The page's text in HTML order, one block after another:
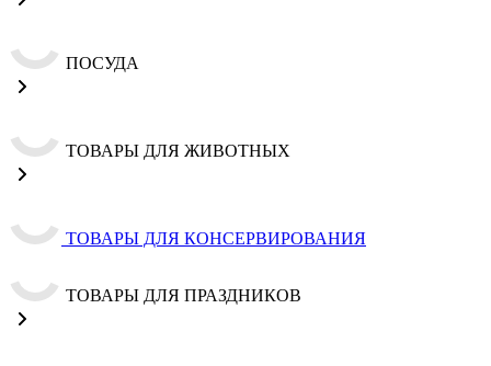
ПОСУДА
ТОВАРЫ ДЛЯ ЖИВОТНЫХ
ТОВАРЫ ДЛЯ КОНСЕРВИРОВАНИЯ
ТОВАРЫ ДЛЯ ПРАЗДНИКОВ